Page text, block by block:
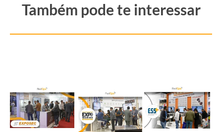
Também pode te interessar